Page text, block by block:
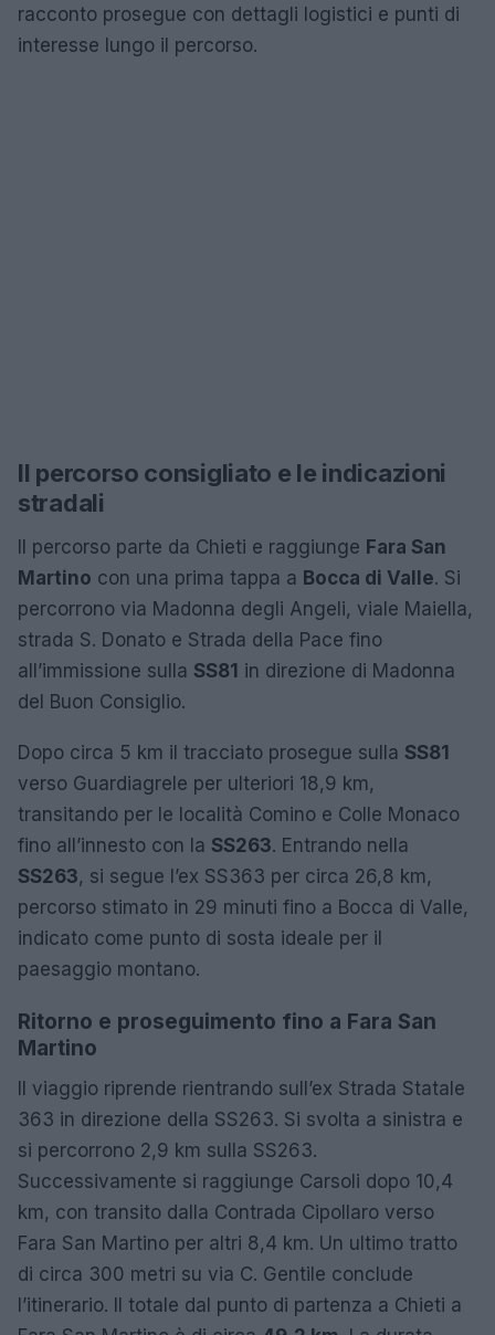
racconto prosegue con dettagli logistici e punti di
interesse lungo il percorso.
Il percorso consigliato e le indicazioni
stradali
Il percorso parte da Chieti e raggiunge Fara San
Martino con una prima tappa a Bocca di Valle. Si
percorrono via Madonna degli Angeli, viale Maiella,
strada S. Donato e Strada della Pace fino
all’immissione sulla SS81 in direzione di Madonna
del Buon Consiglio.
Dopo circa 5 km il tracciato prosegue sulla SS81
verso Guardiagrele per ulteriori 18,9 km,
transitando per le località Comino e Colle Monaco
fino all’innesto con la SS263. Entrando nella
SS263, si segue l’ex SS363 per circa 26,8 km,
percorso stimato in 29 minuti fino a Bocca di Valle,
indicato come punto di sosta ideale per il
paesaggio montano.
Ritorno e proseguimento fino a Fara San
Martino
Il viaggio riprende rientrando sull’ex Strada Statale
363 in direzione della SS263. Si svolta a sinistra e
si percorrono 2,9 km sulla SS263.
Successivamente si raggiunge Carsoli dopo 10,4
km, con transito dalla Contrada Cipollaro verso
Fara San Martino per altri 8,4 km. Un ultimo tratto
di circa 300 metri su via C. Gentile conclude
l’itinerario. Il totale dal punto di partenza a Chieti a